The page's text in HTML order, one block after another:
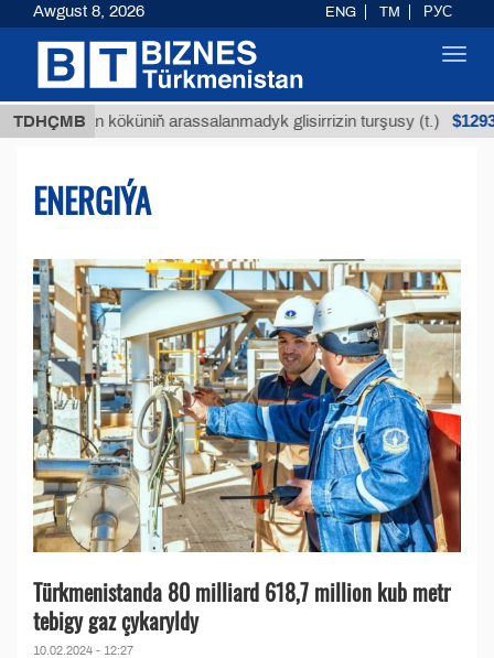
TDHÇMB
köküniň arassalanmadyk glisirrizin turşusy (t.) $12935,18
ENERGIÝA
Türkmenistanda 80 milliard 618,7 million kub metr
tebigy gaz çykaryldy
10.02.2024 - 12:27
Awgust 8, 2026 ENG TM РУС